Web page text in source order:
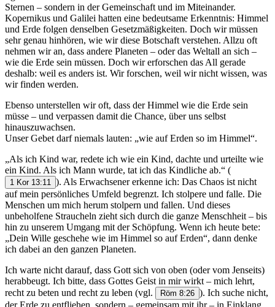
Sternen – sondern in der Gemeinschaft und im Miteinander.
Kopernikus und Galilei hatten eine bedeutsame Erkenntnis: Himmel
und Erde folgen denselben Gesetzmäßigkeiten. Doch wir müssen
sehr genau hinhören, wie wir diese Botschaft verstehen. Allzu oft
nehmen wir an, dass andere Planeten – oder das Weltall an sich –
wie die Erde sein müssen. Doch wir erforschen das All gerade
deshalb: weil es anders ist. Wir forschen, weil wir nicht wissen, was
wir finden werden.
Ebenso unterstellen wir oft, dass der Himmel wie die Erde sein
müsse – und verpassen damit die Chance, über uns selbst
hinauszuwachsen.
Unser Gebet darf niemals lauten: „wie auf Erden so im Himmel“.
„Als ich Kind war, redete ich wie ein Kind, dachte und urteilte wie
ein Kind. Als ich Mann wurde, tat ich das Kindliche ab.“ (
1 Kor 13:11
). Als Erwachsener erkenne ich: Das Chaos ist nicht
auf mein persönliches Umfeld begrenzt. Ich stolpere und falle. Die
Menschen um mich herum stolpern und fallen. Und dieses
unbeholfene Straucheln zieht sich durch die ganze Menschheit – bis
hin zu unserem Umgang mit der Schöpfung. Wenn ich heute bete:
„Dein Wille geschehe wie im Himmel so auf Erden“, dann denke
ich dabei an den ganzen Planeten.
Ich warte nicht darauf, dass Gott sich von oben (oder vom Jenseits)
herabbeugt. Ich bitte, dass Gottes Geist in mir wirkt – mich lehrt,
recht zu beten und recht zu leben (vgl.
Röm 8:26 ). Ich suche nicht,
der Erde zu entfliehen, sondern – gemeinsam mit ihr – in Einklang